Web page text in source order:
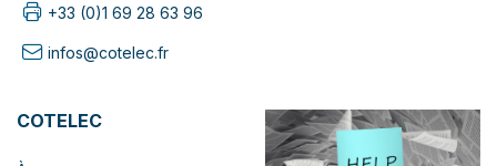
+33 (0)1 69 28 63 96
infos@cotelec.fr
COTELEC